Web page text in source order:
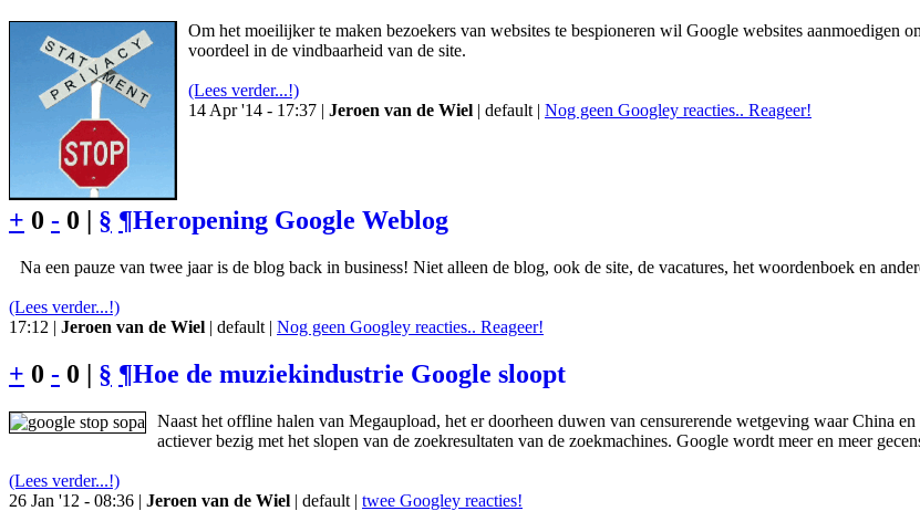
Om het moeilijker te maken bezoekers van websites te bespioneren wil Google websites aanmoedigen
voordeel in de vindbaarheid van de site.
(Lees verder...!)
14 Apr '14 - 17:37 | Jeroen van de Wiel | default | Nog geen Googley reacties.. Reageer!
+ 0 - 0 | § ¶Heropening Google Weblog
Na een pauze van twee jaar is de blog back in business! Niet alleen de blog, ook de site, de vacatures, het woordenboek en
(Lees verder...!)
17:12 | Jeroen van de Wiel | default | Nog geen Googley reacties.. Reageer!
+ 0 - 0 | § ¶Hoe de muziekindustrie Google sloopt
Naast het offline halen van Megaupload, het er doorheen duwen van censurerende wetgeving waar China
actiever bezig met het slopen van de zoekresultaten van de zoekmachines. Google wordt meer en meer
(Lees verder...!)
26 Jan '12 - 08:36 | Jeroen van de Wiel | default | twee Googley reacties!